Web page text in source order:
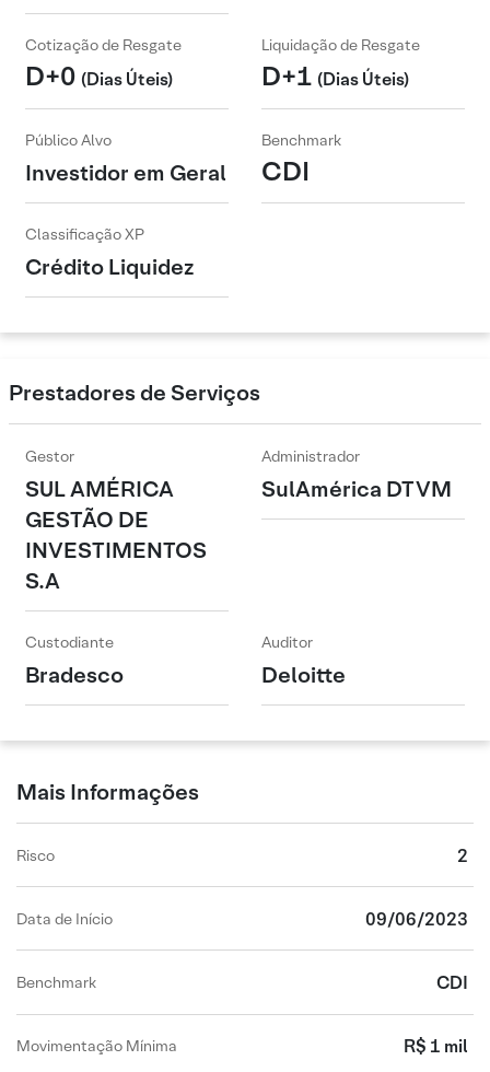
Cotização de Resgate
D+0 (Dias Úteis)
Liquidação de Resgate
D+1 (Dias Úteis)
Público Alvo
Investidor em Geral
Benchmark
CDI
Classificação XP
Crédito Liquidez
Prestadores de Serviços
Gestor
SUL AMÉRICA
GESTÃO DE
INVESTIMENTOS
S.A
Administrador
SulAmérica DTVM
Custodiante
Bradesco
Auditor
Deloitte
Mais Informações
Risco 2
Data de Início 09/06/2023
Benchmark CDI
Movimentação Mínima R$ 1 mil